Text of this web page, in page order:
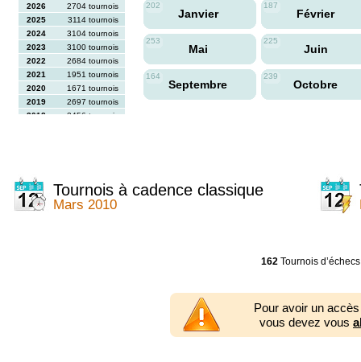
2026
2704 tournois
2025
3114 tournois
2024
3104 tournois
2023
3100 tournois
2022
2684 tournois
2021
1951 tournois
2020
1671 tournois
2019
2697 tournois
2018
2456 tournois
2013
2353 tournois
2012
2556 tournois
2011
2671 tournois
202
Janvier
187
Février
253
Mai
225
Juin
164
Septembre
239
Octobre
Tournois à cadence classique
Mars 2010
162 Tournois d’échecs
Pour avoir un
vous devez vous